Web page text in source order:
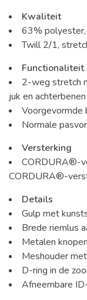
Kwaliteit
63%
Twill 2/1,
Functionaliteit
2-weg stretch
juk en achterbenen
Voorgevormde
Normale
Versterking
CORDURA®-
CORDURA®-
Details
Gulp met
Brede riemlus
Metalen knopen
Meshouder
D-ring in de
Afneembare